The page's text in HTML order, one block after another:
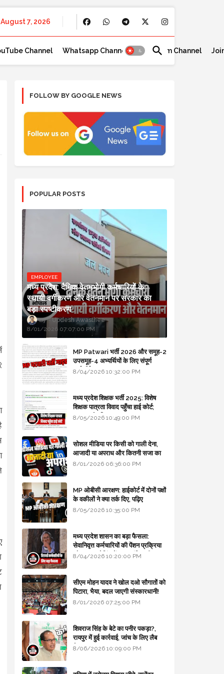
August 7, 2026
Channel Whatsapp Channel Telegram Channel
FOLLOW BY GOOGLE NEWS
POPULAR POSTS
EMPLOYEE
मध्य प्रदेश: दैनिक वेतनभोगी कर्मचारियों के
स्थायी वर्गीकरण और वेतनमान पर सरकार का
बड़ा स्पष्टीकरण
Updesh Awasthee
8/01/2026 07:07:00 PM
MP Patwari भर्ती 2026 और समूह-2
उपसमूह-4 अभ्यर्थियों के लिए संपूर्ण
मार्गदर्शिका
8/04/2026 10:32:00 PM
मध्य प्रदेश शिक्षक भर्ती 2025: विशेष
शिक्षक पात्रता विवाद पहुँचा हाई कोर्ट;
सरकार से माँगा जवाब
8/05/2026 10:49:00 PM
सोशल मीडिया पर किसी को गाली देना,
आजादी या अपराध और कितनी सजा का
प्रावधान - free legal advice
8/01/2026 06:36:00 PM
MP ओबीसी आरक्षण: हाईकोर्ट में दोनों पक्षों
के वकीलों ने क्या तर्क दिए, पढ़िए
8/05/2026 10:35:00 PM
मध्य प्रदेश शासन का बड़ा फैसला:
सेवानिवृत्त कर्मचारियों की पेंशन प्रक्रिया
और बजट कोडिंग में हुए क्रांतिकारी
8/04/2026 10:20:00 PM
सीएम मोहन यादव ने खोल दओ सौगातों को
पिटारा, भैया, बदल जाएगी संस्कारधानी!
8/01/2026 07:25:00 PM
शिवराज सिंह के बेटे का पनीर पकड़ा?,
रायपुर में हुई कार्रवाई, जांच के लिए लैब
भेजा
8/06/2026 10:09:00 PM